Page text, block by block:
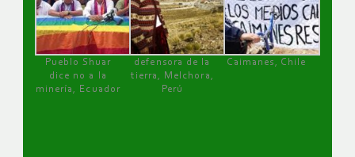
Pueblo Shuar
dice no a la
minería, Ecuador
defensora de la
tierra, Melchora,
Perú
Caimanes, Chile